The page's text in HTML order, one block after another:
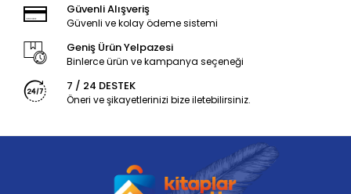
Güvenli Alışveriş
Güvenli ve kolay ödeme sistemi
Geniş Ürün Yelpazesi
Binlerce ürün ve kampanya seçeneği
7 / 24 DESTEK
Öneri ve şikayetlerinizi bize iletebilirsiniz.